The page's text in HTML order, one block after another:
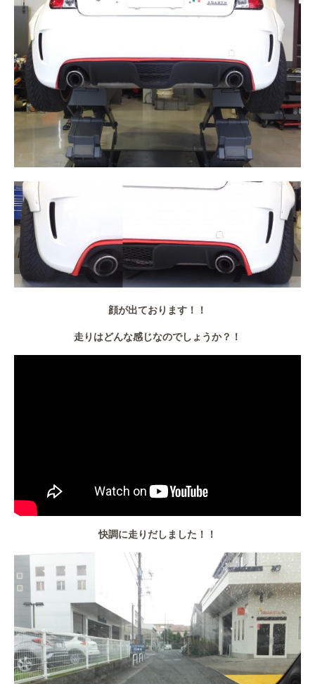
顔が出ております！！
走りはどんな感じなのでしょうか？！
快調に走りだしました！！